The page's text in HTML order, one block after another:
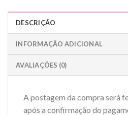
DESCRIÇÃO
INFORMAÇÃO ADICIONAL
AVALIAÇÕES (0)
A postagem da compra será
após a confirmação do